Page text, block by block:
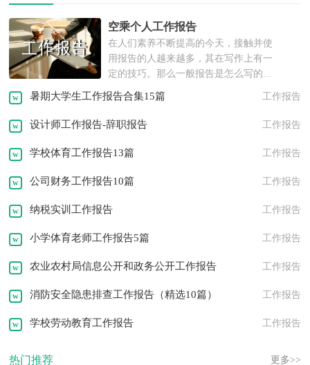
实践报告
实习报告
离职报告
述职报告
工作方案
策划书
演讲稿
空乘个人工作报告
在人们素养不断提高的今天，接触并使
用报告的人越来越多，其在写作上有一
定的技巧。那么一般报告是怎么写的...
暑期大学生工作报告合集15篇 工作报告
设计师工作报告-辞职报告 工作报告
学校体育工作报告13篇 工作报告
公司财务工作报告10篇 工作报告
纳税实训工作报告 工作报告
小学体育老师工作报告5篇 工作报告
农业农村局信息公开和政务公开工作报告 工作报告
消防安全隐患排查工作报告（精选10篇） 工作报告
学校劳动教育工作报告 工作报告
热门推荐 更多>>